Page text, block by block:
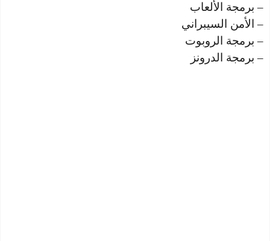
– برمجة الألعاب
– الأمن السيبراني
– برمجة الروبوت
– برمجة الدرونز